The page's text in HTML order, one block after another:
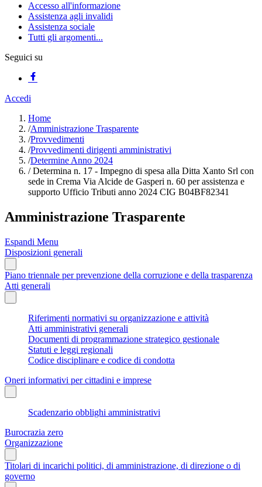
Accesso all'informazione
Assistenza agli invalidi
Assistenza sociale
Tutti gli argomenti...
Seguici su
Accedi
Home
/Amministrazione Trasparente
/Provvedimenti
/Provvedimenti dirigenti amministrativi
/Determine Anno 2024
/Determina n. 17 - Impegno di spesa alla Ditta Xanto Srl con
sede in Crema Via Alcide de Gasperi n. 60 per assistenza e
supporto Ufficio Tributi anno 2024 CIG B04BF82341
Amministrazione Trasparente
Espandi Menu
Disposizioni generali
Piano triennale per prevenzione della corruzione e della trasparenza
Atti generali
Riferimenti normativi su organizzazione e attività
Atti amministrativi generali
Documenti di programmazione strategico gestionale
Statuti e leggi regionali
Codice disciplinare e codice di condotta
Oneri informativi per cittadini e imprese
Scadenzario obblighi amministrativi
Burocrazia zero
Organizzazione
Titolari di incarichi politici, di amministrazione, di direzione o di
governo